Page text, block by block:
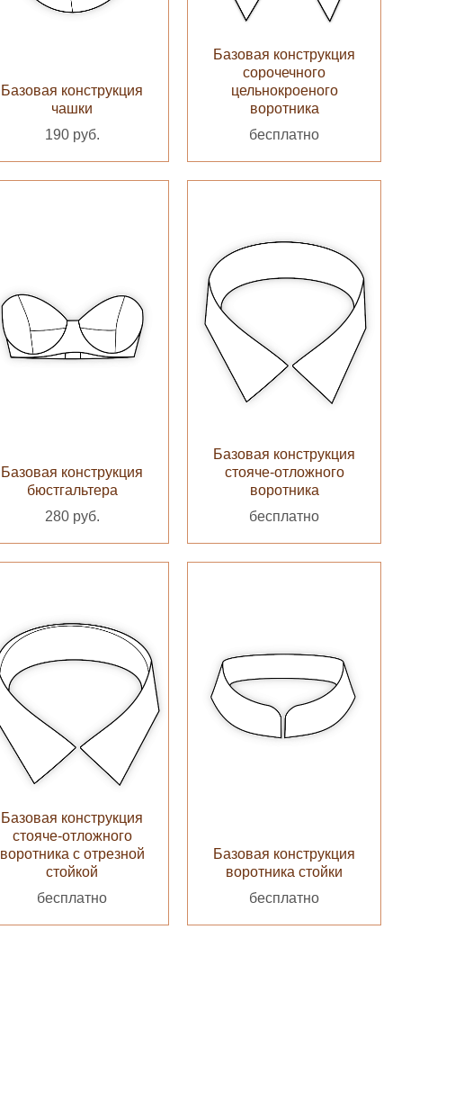
Базовая конструкция
чашки
190 руб.
Базовая конструкция
сорочечного
цельнокроеного
воротника
бесплатно
Базовая конструкция
бюстгальтера
280 руб.
Базовая конструкция
стояче-отложного
воротника
бесплатно
Базовая конструкция
стояче-отложного
воротника с отрезной
стойкой
бесплатно
Базовая конструкция
воротника стойки
бесплатно